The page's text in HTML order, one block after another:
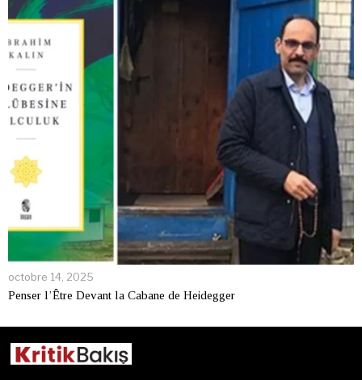
octobre 14, 2025
Penser l’Être Devant la Cabane de Heidegger